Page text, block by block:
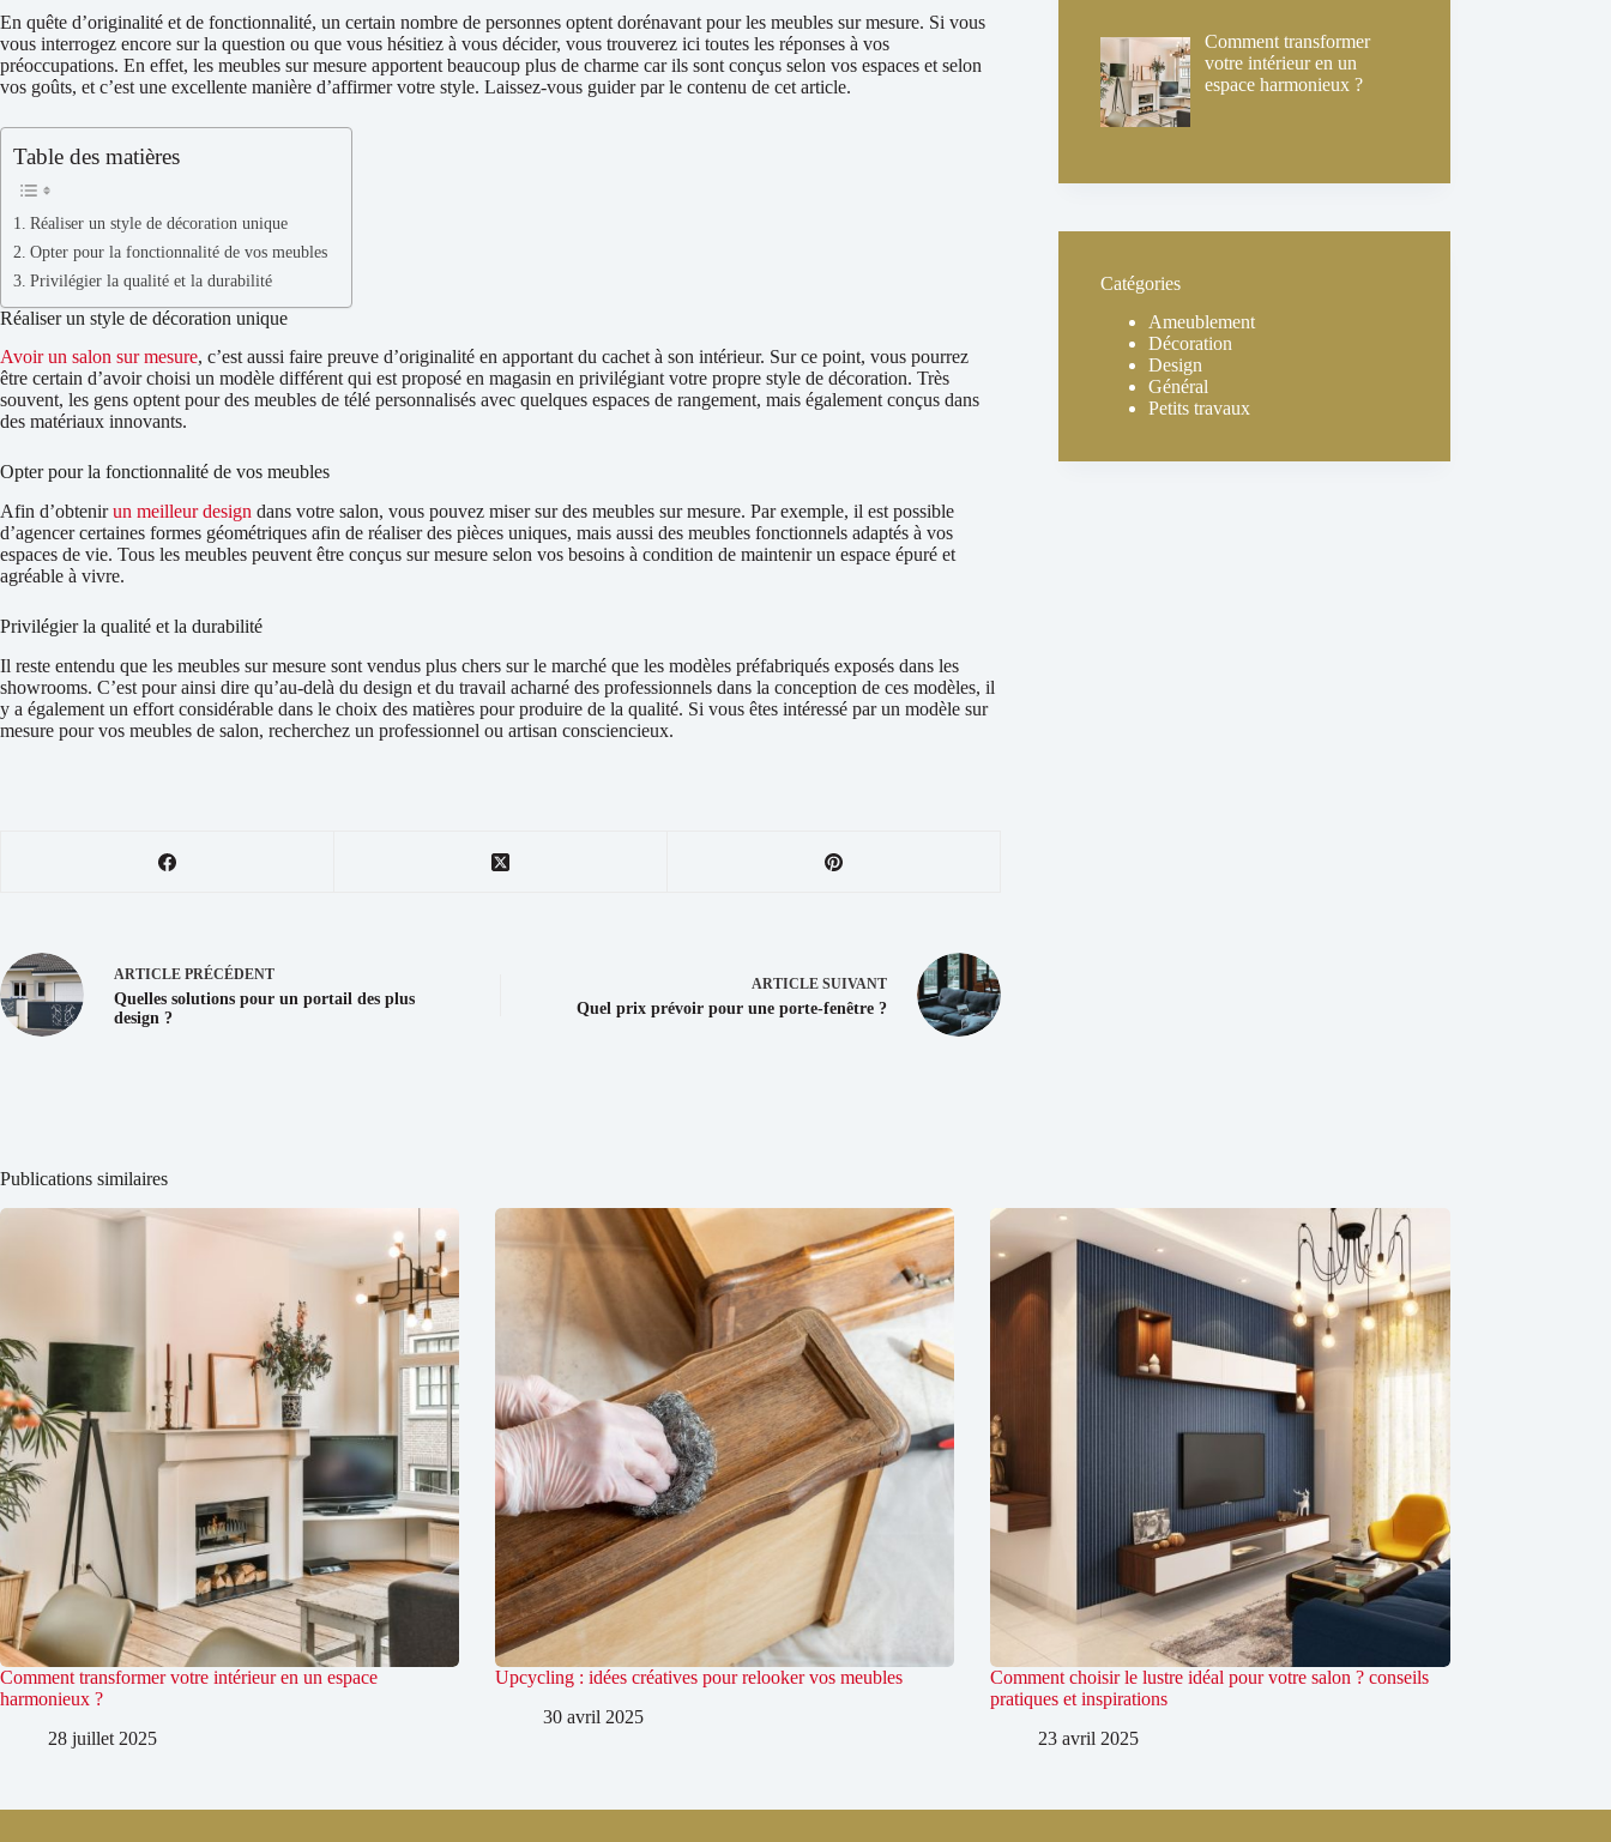
En quête d’originalité et de fonctionnalité, un certain nombre de personnes optent dorénavant pour les meubles sur mesure. Si vous
vous interrogez encore sur la question ou que vous hésitiez à vous décider, vous trouverez ici toutes les réponses à vos
préoccupations. En effet, les meubles sur mesure apportent beaucoup plus de charme car ils sont conçus selon vos espaces et selon
vos goûts, et c’est une excellente manière d’affirmer votre style. Laissez-vous guider par le contenu de cet article.
Table des matières
Réaliser un style de décoration unique
Opter pour la fonctionnalité de vos meubles
Privilégier la qualité et la durabilité
Réaliser un style de décoration unique
Avoir un salon sur mesure, c’est aussi faire preuve d’originalité en apportant du cachet à son intérieur. Sur ce point, vous pourrez
être certain d’avoir choisi un modèle différent qui est proposé en magasin en privilégiant votre propre style de décoration. Très
souvent, les gens optent pour des meubles de télé personnalisés avec quelques espaces de rangement, mais également conçus dans
des matériaux innovants.
Opter pour la fonctionnalité de vos meubles
Afin d’obtenirun meilleur design dans votre salon, vous pouvez miser sur des meubles sur mesure. Par exemple, il est possible
d’agencer certaines formes géométriques afin de réaliser des pièces uniques, mais aussi des meubles fonctionnels adaptés à vos
espaces de vie. Tous les meubles peuvent être conçus sur mesure selon vos besoins à condition de maintenir un espace épuré et
agréable à vivre.
Privilégier la qualité et la durabilité
Il reste entendu que les meubles sur mesure sont vendus plus chers sur le marché que les modèles préfabriqués exposés dans les
showrooms. C’est pour ainsi dire qu’au-delà du design et du travail acharné des professionnels dans la conception de ces modèles, il
y a également un effort considérable dans le choix des matières pour produire de la qualité. Si vous êtes intéressé par un modèle sur
mesure pour vos meubles de salon, recherchez un professionnel ou artisan consciencieux.
ARTICLE PRÉCÉDENT
Quelles solutions pour un portail des plus
design ?
ARTICLESUIVANT
Quel prix prévoir pour une porte-fenêtre ?
Comment transformer
votre intérieur en un
espace harmonieux ?
Catégories
Ameublement
Décoration
Design
Général
Petits travaux
Publications similaires
Comment transformer votre intérieur en un espace
harmonieux ?
28 juillet 2025
Upcycling : idées créatives pour relooker vos meubles
30 avril 2025
Comment choisir le lustre idéal pour votre salon ? conseils
pratiques et inspirations
23 avril 2025